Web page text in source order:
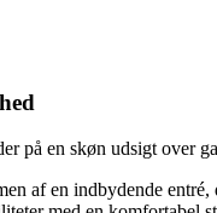
på en skøn udsigt over
af en indbydende